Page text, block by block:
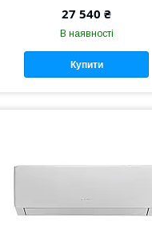
27 540 ₴
В наявності
Купити